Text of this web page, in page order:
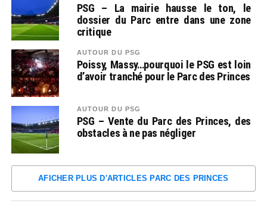
PSG – La mairie hausse le ton, le
dossier du Parc entre dans une zone
critique
AUTOUR DU PSG
Poissy, Massy…pourquoi le PSG est loin
d’avoir tranché pour le Parc des Princes
AUTOUR DU PSG
PSG – Vente du Parc des Princes, des
obstacles à ne pas négliger
AFICHER PLUS D'ARTICLES PARC DES PRINCES